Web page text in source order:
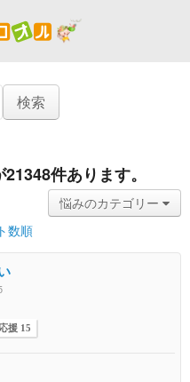
件あります。
悩みのカテゴリー
数順
援 15